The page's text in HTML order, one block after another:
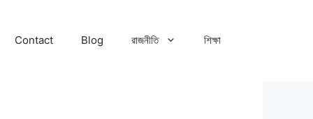
Contact Blog রাজনীতি শিক্ষা